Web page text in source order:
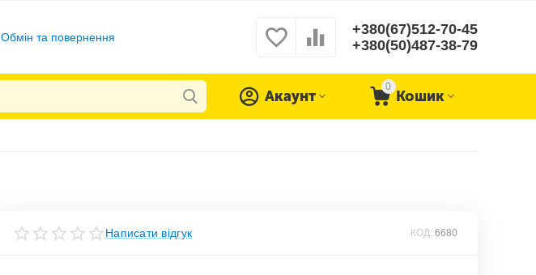
Обмін та повернення
+380(67)512-70-45
+380(50)487-38-79
0
Кошик
Акаунт
Написати відгук КОД: 6680